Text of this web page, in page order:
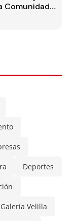
Comunidad
Deportes
Galería Velilla